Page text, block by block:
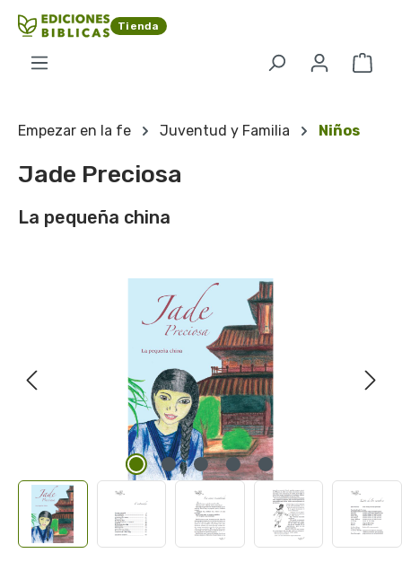
Saltar al contenido principal
Tienda
El
Empezar en la fe Juventud y Familia Niños
Jade Preciosa
La pequeña china